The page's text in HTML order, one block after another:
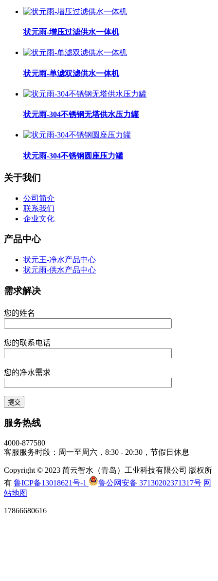
状元雨-增压过滤供水一体机
状元雨-单滤双滤供水一体机
状元雨-304不锈钢无塔供水压力罐
状元雨-304不锈钢圆座压力罐
关于我们
公司简介
联系我们
企业文化
产品中心
状元王-净水产品中心
状元雨-供水产品中心
需求解决
您的姓名
您的联系电话
您的净水需求
服务热线
4000-877580
客服服务时段：周一至周六，8:30 - 20:30，节假日休息
Copyright © 2023 简云智水（青岛）工业科技有限公司 版权所
有 鲁ICP备13018621号-1 鲁公网安备 37130202371317号 网
站地图
17866680616